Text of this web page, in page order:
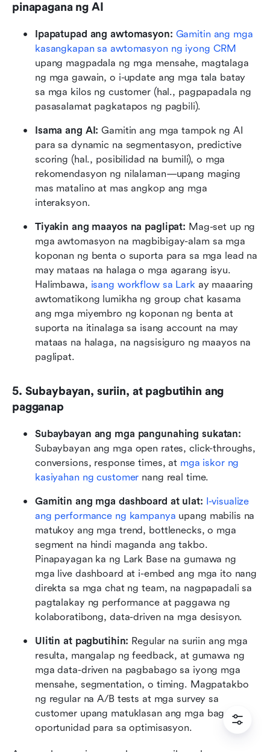
pinapagana ng AI
Ipapatupad ang awtomasyon: Gamitin ang mga
kasangkapan sa awtomasyon ng iyong CRM
upang magpadala ng mga mensahe, magtalaga
ng mga gawain, o i-update ang mga tala batay
sa mga kilos ng customer (hal., pagpapadala ng
pasasalamat pagkatapos ng pagbili).
Isama ang AI: Gamitin ang mga tampok ng AI
para sa dynamic na segmentasyon, predictive
scoring (hal., posibilidad na bumili), o mga
rekomendasyon ng nilalaman—upang maging
mas matalino at mas angkop ang mga
interaksyon.
Tiyakin ang maayos na paglipat: Mag-set up ng
mga awtomasyon na magbibigay-alam sa mga
koponan ng benta o suporta para sa mga lead na
may mataas na halaga o mga agarang isyu.
Halimbawa, isang workflow sa Lark ay maaaring
awtomatikong lumikha ng group chat kasama
ang mga miyembro ng koponan ng benta at
suporta na itinalaga sa isang account na may
mataas na halaga, na nagsisiguro ng maayos na
paglipat.
5. Subaybayan, suriin, at pagbutihin ang
pagganap
Subaybayan ang mga open rates, click-throughs,
conversions, response times, at mga iskor ng
kasiyahan ng customer nang real time.
Gamitin ang mga dashboard at ulat: I-visualize
ang performance ng kampanya upang mabilis na
matukoy ang mga trend, bottlenecks, o mga
segment na hindi maganda ang takbo.
Pinapayagan ka ng Lark Base na gumawa ng
mga live dashboard at i-embed ang mga ito nang
direkta sa mga chat ng team, na nagpapadali sa
pagtalakay ng performance at paggawa ng
kolaboratibong, data-driven na mga desisyon.
Ulitin at pagbutihin: Regular na suriin ang mga
resulta, mangalap ng feedback, at gumawa ng
mga data-driven na pagbabago sa iyong mga
mensahe, segmentation, o timing. Magpatakbo
ng regular na A/B tests at mga survey sa
customer upang matuklasan ang mga bagong
oportunidad para sa optimisasyon.